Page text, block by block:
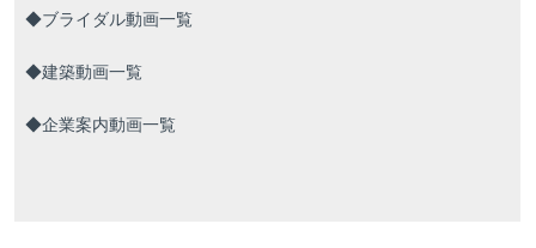
◆ブライダル動画一覧
◆建築動画一覧
◆企業案内動画一覧